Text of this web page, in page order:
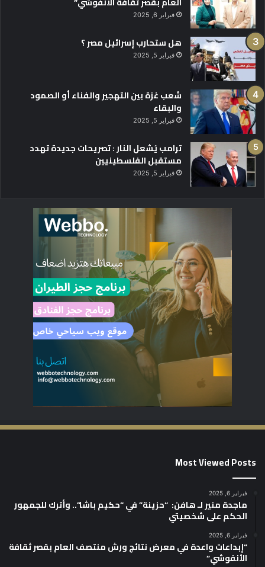
فبراير 6, 2025
هل ستحارب إسرائيل مصر ؟
فبراير 5, 2025
شعب غزة بين التهجير والفناء أو الصمود
والبقاء
فبراير 5, 2025
ترامب يُشعل النار : تصريحات جديدة تهدد
مستقبل الفلسطينيين
فبراير 5, 2025
Most Viewed Posts
فبراير 6, 2025
ماجدة منير لـ هافن: “حزينة” في “حكيم باشا”.. وأترك للجمهور
الحكم على شخصيتي
فبراير 6, 2025
“إبداعات واعدة في معرض نتائج ورش منتصف العام بقصر ثقافة
الأنفوشي”